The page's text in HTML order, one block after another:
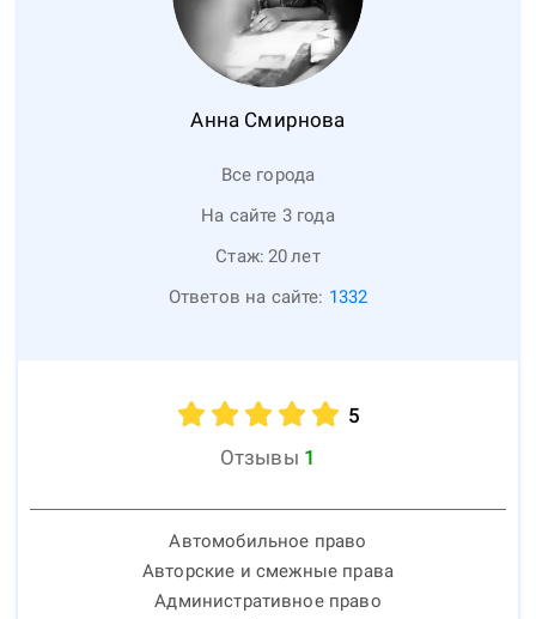
Анна Смирнова
Все города
На сайте 3 года
Стаж: 20лет
Ответов на сайте: 1332
5
Отзывы 1
Автомобильное право
Авторские и смежные права
Административное право